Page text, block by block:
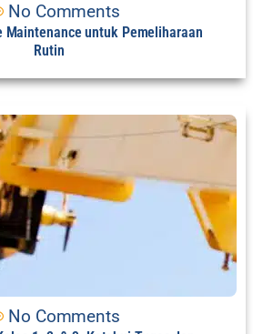
No Comments
Maintenance untuk Pemeliharaan
Rutin
No Comments